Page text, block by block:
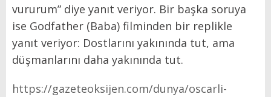
vururum” diye yanıt veriyor. Bir başka soruya
ise Godfather (Baba) filminden bir replikle
yanıt veriyor: Dostlarını yakınında tut, ama
düşmanlarını daha yakınında tut.
https://gazeteoksijen.com/dunya/oscarli-